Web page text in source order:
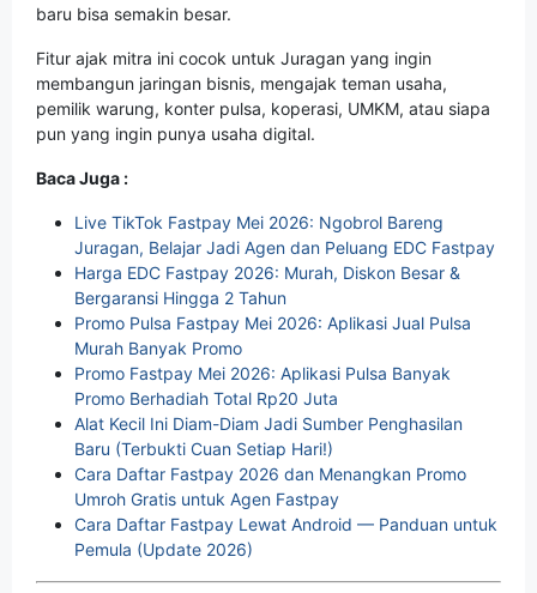
baru bisa semakin besar.
Fitur ajak mitra ini cocok untuk Juragan yang ingin
membangun jaringan bisnis, mengajak teman usaha,
pemilik warung, konter pulsa, koperasi, UMKM, atau siapa
pun yang ingin punya usaha digital.
Baca Juga :
Live TikTok Fastpay Mei 2026: Ngobrol Bareng
Juragan, Belajar Jadi Agen dan Peluang EDC Fastpay
Harga EDC Fastpay 2026: Murah, Diskon Besar &
Bergaransi Hingga 2 Tahun
Promo Pulsa Fastpay Mei 2026: Aplikasi Jual Pulsa
Murah Banyak Promo
Promo Fastpay Mei 2026: Aplikasi Pulsa Banyak
Promo Berhadiah Total Rp20 Juta
Alat Kecil Ini Diam-Diam Jadi Sumber Penghasilan
Baru (Terbukti Cuan Setiap Hari!)
Cara Daftar Fastpay 2026 dan Menangkan Promo
Umroh Gratis untuk Agen Fastpay
Cara Daftar Fastpay Lewat Android — Panduan untuk
Pemula (Update 2026)